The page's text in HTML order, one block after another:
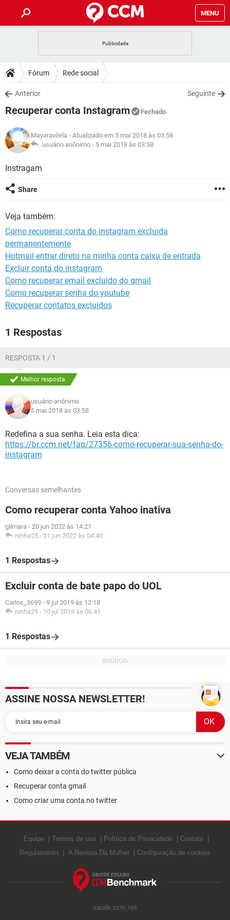
MENU
CELULAR
OUTLOOK
INSTAGRAM GMAIL
GUIA DE COMPRAS
DICAS
JOGOS
INSTAGRAM GMAIL
GUIA DE COMPRAS
DOWNLOADS
JOGOS WHATSAPP
CELULAR
OUTLOOK EXCEL
FÓRUM
JOGOS WHATSAPP
CELULAR
OUTLOOK
INSTAGRAM
GLOSSÁRIO
INSTAGRAM
GUIA DE COMPRAS
Fórum Rede social
Anterior Seguinte
Recuperar conta Instagram Fechado
Mayaravilela - Atualizado em 5 mai 2018 às 03:58
usuário anônimo - 5 mai 2018 às 03:58
Instragam
Share
Veja também:
Como recuperar conta do instagram excluida
permanentemente
Hotmail entrar direto na minha conta caixa de entrada
Excluir conta do instagram
Como recuperar email excluido do gmail
Como recuperar senha do youtube
Recuperar contatos excluídos
1 Respostas
RESPOSTA 1 / 1
Melhor resposta
usuário anônimo
5 mai 2018 às 03:58
Redefina a sua senha. Leia esta dica:
https://br.ccm.net/faq/27356-como-recuperar-sua-senha-do-
instagram
Conversas semelhantes
Como recuperar conta Yahoo inativa
gilmara - 20 jun 2022 às 14:21
ninha25 - 21 jun 2022 às 04:40
1 Respostas
Excluir conta de bate papo do UOL
Carlos_3699 - 9 jul 2019 às 12:18
ninha25 - 10 jul 2019 às 06:41
1 Respostas
ASSINE NOSSA NEWSLETTER!
VEJA TAMBÉM
Como deixar a conta do twitter pública
Recuperar conta gmail
Como criar uma conta no twitter
Equipe Termos de uso Política de Privacidade
Contato
Regulamento
A Revista Da Mulher Configuração de cookies
saude.ccm.net